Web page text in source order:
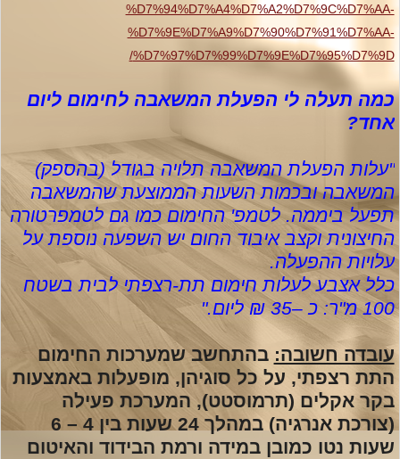
%D7%94%D7%A4%D7%A2%D7%9C%D7%AA-
%D7%9E%D7%A9%D7%90%D7%91%D7%AA-
%D7%97%D7%99%D7%9E%D7%95%D7%9D
/
כמה תעלה לי הפעלת המשאבה לחימום ליום
אחד?
"עלות הפעלת המשאבה תלויה בגודל (בהספק)
המשאבה ובכמות השעות הממוצעת שהמשאבה
תפעל ביממה. לטמפ' החימום כמו גם לטמפרטורה
החיצונית וקצב איבוד החום יש השפעה נוספת על
עלויות ההפעלה.
כלל אצבע לעלות חימום תת-רצפתי לבית בשטח
100 מ"ר: כ –35 ₪ ליום
".
עובדה חשובה: בהתחשב שמערכות החימום
התת רצפתי, על כל סוגיהן, מופעלות באמצעות
בקר אקלים (תרמוסטט), המערכת פעילה
(צורכת אנרגיה) במהלך 24 שעות בין 4 – 6
שעות נטו כמובן במידה ורמת הבידוד והאיטום